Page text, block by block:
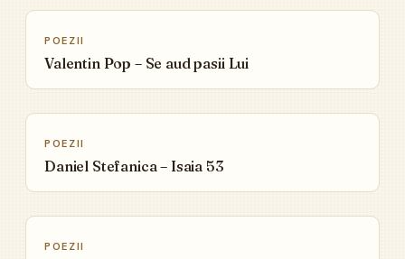
▶
POEZII
Valentin Pop – Se aud pasii Lui
▶
POEZII
Daniel Stefanica – Isaia 53
▶
POEZII